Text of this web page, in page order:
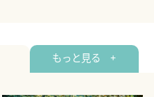
もっと見る +